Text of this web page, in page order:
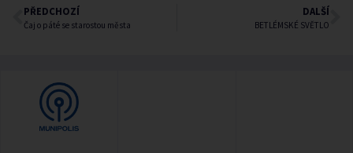
PŘEDCHOZÍ
Čaj o páté se starostou města
DALŠÍ
BETLÉMSKÉ SVĚTLO